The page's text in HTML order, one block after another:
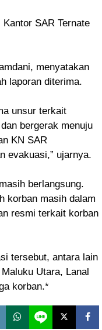
SAR Ternate
menyatakan
laporan diterima.
unsur terkait
bergerak menuju
KN SAR
evakuasi,” ujarnya.
berlangsung.
korban masih dalam
resmi terkait korban
tersebut, antara lain
Utara, Lanal
korban.*